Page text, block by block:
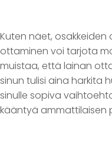
Kuten näet,
ottaminen voi tarjota
muistaa, että lainan
sinun tulisi aina harkita
sinulle sopiva
kääntyä ammattilaisen